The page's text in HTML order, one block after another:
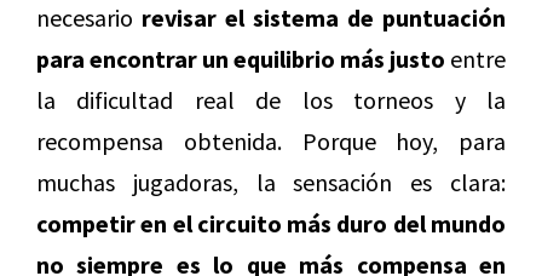
necesario revisar el sistema de puntuación
para encontrar un equilibrio más justo entre
la dificultad real de los torneos y la
recompensa obtenida. Porque hoy, para
muchas jugadoras, la sensación es clara:
competir en el circuito más duro del mundo
no siempre es lo que más compensa en